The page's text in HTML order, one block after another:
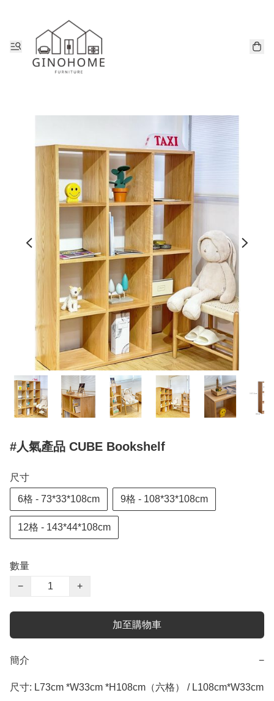
#人氣產品 CUBE Bookshelf
尺寸
6格 - 73*33*108cm 9格 - 108*33*108cm
12格 - 143*44*108cm
數量
−
+
加至購物車
簡介 −
尺寸: L73cm *W33cm *H108cm（六格） / L108cm*W33cm